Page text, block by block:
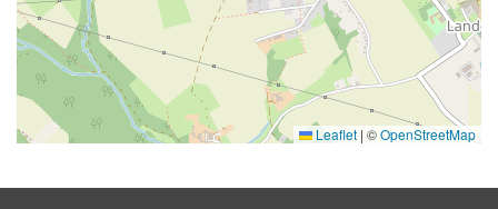
Leaflet | ©OpenStreetMap